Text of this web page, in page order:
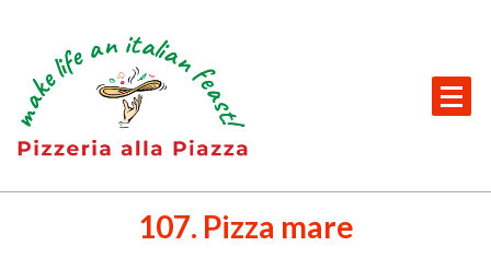
content
107. Pizza mare